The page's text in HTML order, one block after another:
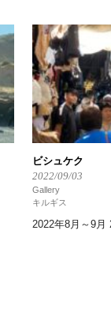
ビシュケク
2022/09/03
Gallery
キルギス
2022年8月～9月